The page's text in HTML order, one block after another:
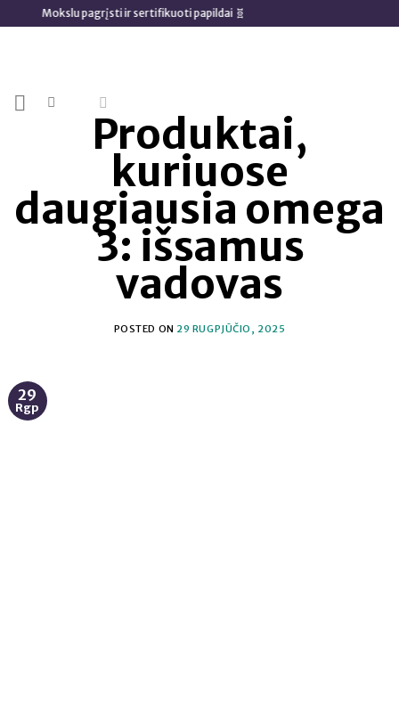
pagrįsti ir sertifikuoti papildai 🧬
Produktai,
kuriuose
daugiausia omega
3: išsamus
vadovas
POSTED ON 29 RUGPJŪČIO, 2025
29
Rgp